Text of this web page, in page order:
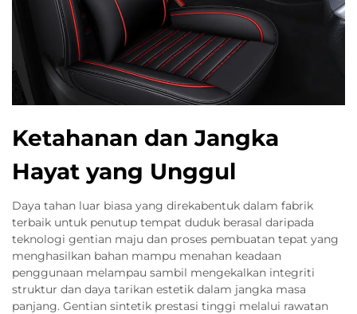
Ketahanan dan Jangka
Hayat yang Unggul
Daya tahan luar biasa yang direkabentuk dalam fabrik
terbaik untuk penutup tempat duduk berasal daripada
teknologi gentian maju dan proses pembuatan tepat yang
menghasilkan bahan mampu menahan keadaan
penggunaan melampau sambil mengekalkan integriti
struktur dan daya tarikan estetik dalam jangka masa
panjang. Gentian sintetik prestasi tinggi melalui rawatan